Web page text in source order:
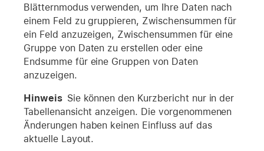
Blätternmodus verwenden, um Ihre Daten nach
einem Feld zu gruppieren, Zwischensummen für
ein Feld anzuzeigen, Zwischensummen für eine
Gruppe von Daten zu erstellen oder eine
Endsumme für eine Gruppen von Daten
anzuzeigen.
Hinweis Sie können den Kurzbericht nur in der
Tabellenansicht anzeigen. Die vorgenommenen
Änderungen haben keinen Einfluss auf das
aktuelle Layout.